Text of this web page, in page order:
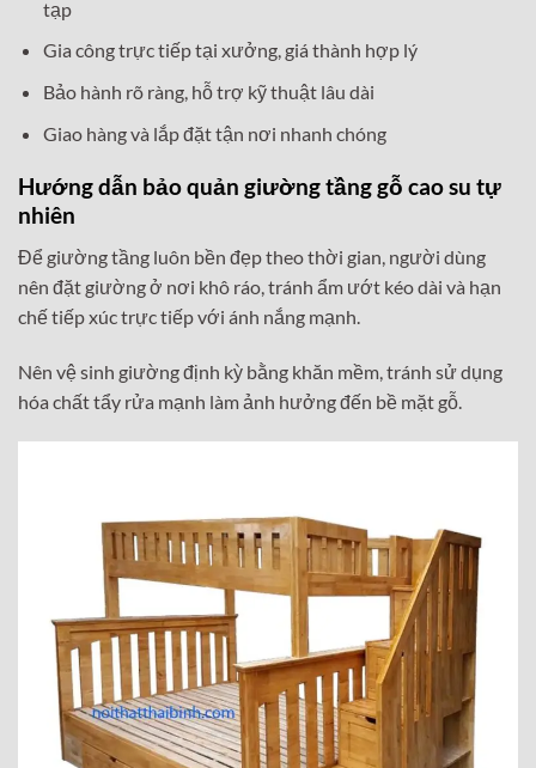
tạp
Gia công trực tiếp tại xưởng, giá thành hợp lý
Bảo hành rõ ràng, hỗ trợ kỹ thuật lâu dài
Giao hàng và lắp đặt tận nơi nhanh chóng
Hướng dẫn bảo quản giường tầng gỗ cao su tự
nhiên
Để giường tầng luôn bền đẹp theo thời gian, người dùng
nên đặt giường ở nơi khô ráo, tránh ẩm ướt kéo dài và hạn
chế tiếp xúc trực tiếp với ánh nắng mạnh.
Nên vệ sinh giường định kỳ bằng khăn mềm, tránh sử dụng
hóa chất tẩy rửa mạnh làm ảnh hưởng đến bề mặt gỗ.